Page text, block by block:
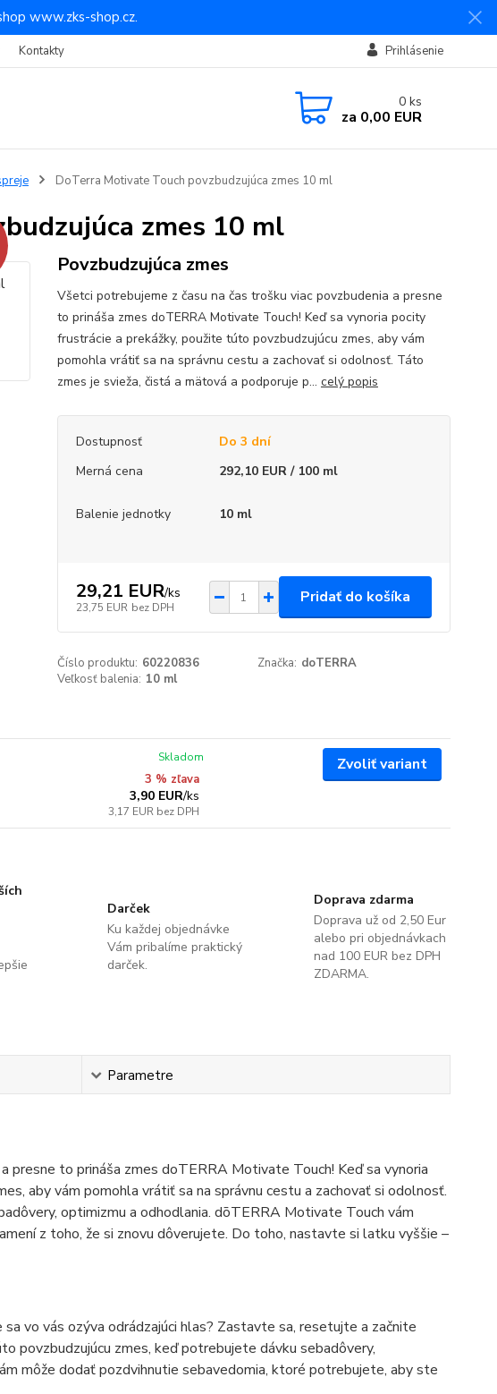
www.zks-shop.cz.
Kontakty Prihlásenie
0 ks
za 0,00 EUR
DoTerra Motivate Touch povzbudzujúca zmes 10 ml
zmes 10 ml
Povzbudzujúca zmes
Všetci potrebujeme z času na čas trošku viac povzbudenia a presne
to prináša zmes doTERRA Motivate Touch! Keď sa vynoria pocity
frustrácie a prekážky, použite túto povzbudzujúcu zmes, aby vám
pomohla vrátiť sa na správnu cestu a zachovať si odolnosť. Táto
zmes je svieža, čistá a mätová a podporuje p... celý popis
Dostupnosť
Do 3 dní
Merná cena
292,10 EUR / 100 ml
Balenie jednotky 10 ml
29,21 EUR/ks
23,75 EUR bez DPH
Pridať do košíka
Číslo produktu: 60220836 Značka: doTERRA
Veľkosť balenia: 10 ml
3 % zľava
3,90 EUR/ks
3,17 EUR bez DPH
Skladom Zvoliť variant
Darček
Ku každej objednávke
Vám pribalíme praktický
darček.
Doprava zdarma
Doprava už od 2,50 Eur
alebo pri objednávkach
nad 100 EUR bez DPH
ZDARMA.
Parametre
presne to prináša zmes doTERRA Motivate Touch! Keď sa vynoria
aby vám pomohla vrátiť sa na správnu cestu a zachovať si odolnosť.
optimizmu a odhodlania. dōTERRA Motivate Touch vám
z toho, že si znovu dôverujete. Do toho, nastavte si latku vyššie –
vo vás ozýva odrádzajúci hlas? Zastavte sa, resetujte a začnite
povzbudzujúcu zmes, keď potrebujete dávku sebadôvery,
môže dodať pozdvihnutie sebavedomia, ktoré potrebujete, aby ste